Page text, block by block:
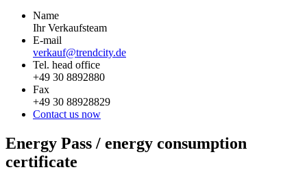
Name
Ihr Verkaufsteam
E-mail
verkauf@trendcity.de
Tel. head office
+49 30 8892880
Fax
+49 30 88928829
Contact us now
Energy Pass / energy consumption
certificate